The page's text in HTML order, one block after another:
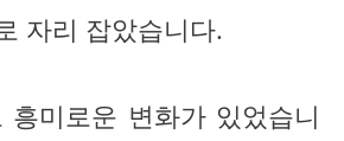
자리 잡았습니다.
흥미로운 변화가 있었습니